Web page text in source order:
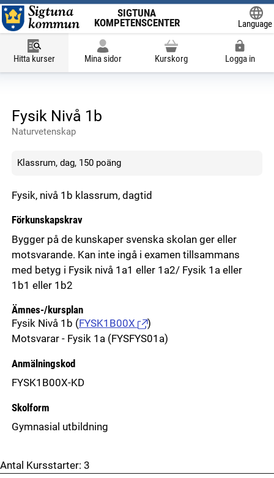
SIGTUNA
KOMPETENSCENTER
Language
Hitta kurser Mina sidor Kurskorg Logga in
Fysik Nivå 1b
Naturvetenskap
Klassrum, dag, 150 poäng
Fysik, nivå 1b klassrum, dagtid
Förkunskapskrav
Bygger på de kunskaper svenska skolan ger eller
motsvarande. Kan inte ingå i examen tillsammans
med betyg i Fysik nivå 1a1 eller 1a2/ Fysik 1a eller
1b1 eller 1b2
Ämnes-/kursplan
Fysik Nivå 1b ( FYSK1B00X
)
Motsvarar - Fysik 1a (FYSFYS01a)
Anmälningskod
FYSK1B00X-KD
Skolform
Gymnasial utbildning
Antal Kursstarter: 3